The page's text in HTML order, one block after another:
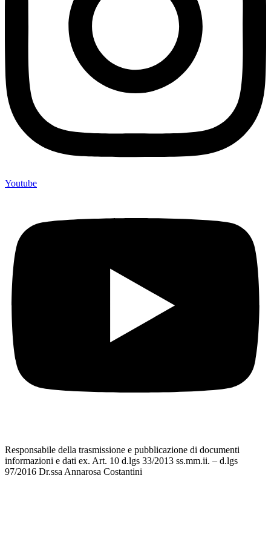
Youtube
Responsabile della trasmissione e pubblicazione di documenti
informazioni e dati ex. Art. 10 d.lgs 33/2013 ss.mm.ii. – d.lgs
97/2016 Dr.ssa Annarosa Costantini